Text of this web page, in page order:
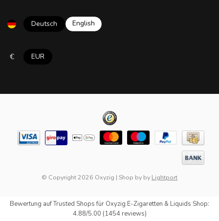
Deutsch English
€ EUR
© Copyright 2026 Oxyzig | Shop by by Lightport
Bewertung aufTrusted Shopsfür Oxyzig E-Zigaretten & Liquids Shop:
4.88/5.00 (1454 reviews)